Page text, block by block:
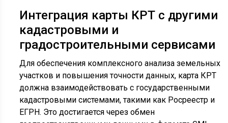
Интеграция карты КРТ с другими
кадастровыми и
градостроительными сервисами
Для обеспечения комплексного анализа земельных
участков и повышения точности данных, карта КРТ
должна взаимодействовать с государственными
кадастровыми системами, такими как Росреестр и
ЕГРН. Это достигается через обмен